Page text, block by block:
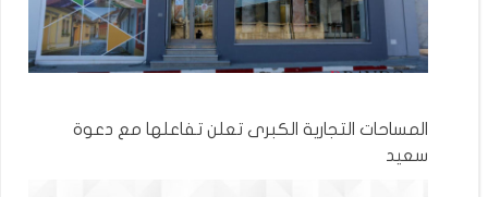
المساحات التجارية الكبرى تعلن تفاعلها مع دعوة
سعيد